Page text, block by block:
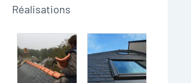
Réalisations